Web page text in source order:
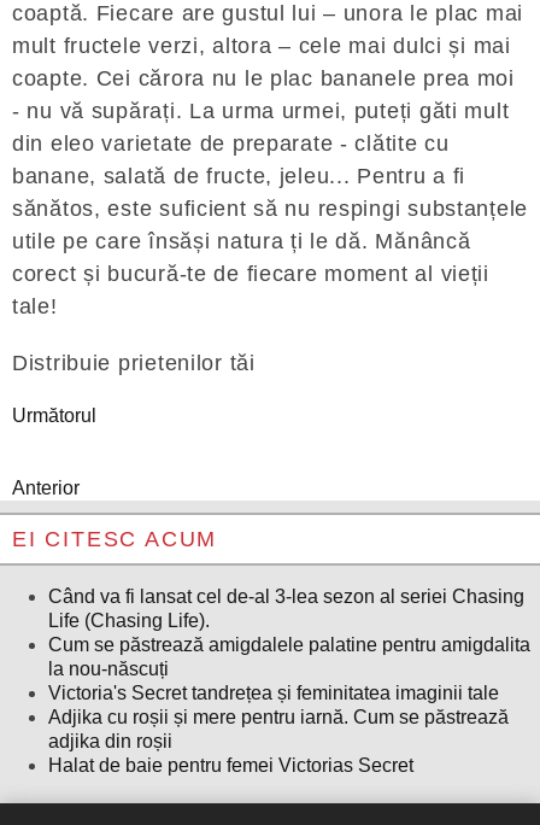
coaptă. Fiecare are gustul lui – unora le plac mai
mult fructele verzi, altora – cele mai dulci și mai
coapte. Cei cărora nu le plac bananele prea moi
- nu vă supărați. La urma urmei, puteți găti mult
din eleo varietate de preparate - clătite cu
banane, salată de fructe, jeleu... Pentru a fi
sănătos, este suficient să nu respingi substanțele
utile pe care însăși natura ți le dă. Mănâncă
corect și bucură-te de fiecare moment al vieții
tale!
Distribuie prietenilor tăi
Următorul
Anterior
EI CITESC ACUM
Când va fi lansat cel de-al 3-lea sezon al seriei Chasing
Life (Chasing Life).
Cum se păstrează amigdalele palatine pentru amigdalita
la nou-născuți
Victoria's Secret tandrețea și feminitatea imaginii tale
Adjika cu roșii și mere pentru iarnă. Cum se păstrează
adjika din roșii
Halat de baie pentru femei Victorias Secret